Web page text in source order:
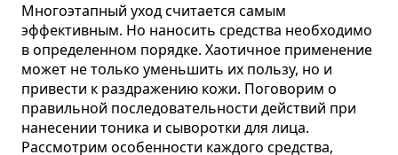
Многоэтапный уход считается самым
эффективным. Но наносить средства необходимо
в определенном порядке. Хаотичное применение
может не только уменьшить их пользу, но и
привести к раздражению кожи. Поговорим о
правильной последовательности действий при
нанесении тоника и сыворотки для лица.
Рассмотрим особенности каждого средства,